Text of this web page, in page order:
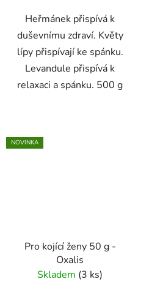
Heřmánek přispívá k
duševnímu zdraví. Květy
lípy přispívají ke spánku.
Levandule přispívá k
relaxaci a spánku. 500 g
NOVINKA
Pro kojící ženy 50 g -
Oxalis
Skladem (3 ks)